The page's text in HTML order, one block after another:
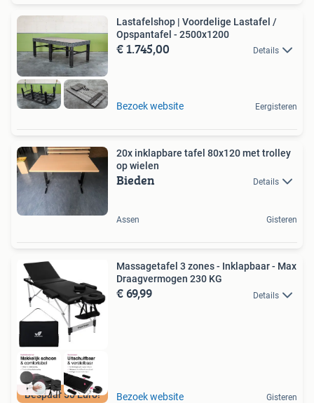
Lastafelshop | Voordelige Lastafel /
Opspantafel - 2500x1200
€ 1.745,00 Details
Bezoek website Eergisteren
20x inklapbare tafel 80x120 met trolley
op wielen
Bieden Details
Assen Gisteren
Bespaar 50 Euro!
Massagetafel 3 zones - Inklapbaar - Max
Draagvermogen 230 KG
€ 69,99 Details
Bezoek website Gisteren